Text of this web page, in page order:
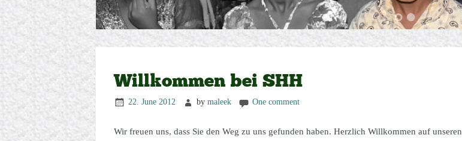
Willkommen bei SHH
22. June 2012 by maleek One comment
Wir freuen uns, dass Sie den Weg zu uns gefunden haben. Herzlich Willkommen auf unseren